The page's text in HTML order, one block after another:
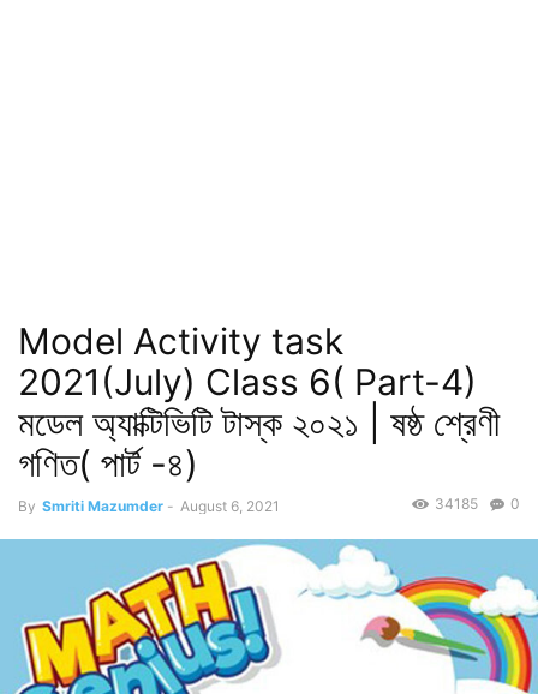
Model Activity task
2021(July) Class 6( Part-4)
মডেল অ্যাক্টিভিটি টাস্ক ২০২১ | ষষ্ঠ শ্রেণী
গণিত( পার্ট -৪)
By Smriti Mazumder - August 6, 2021 0
34185